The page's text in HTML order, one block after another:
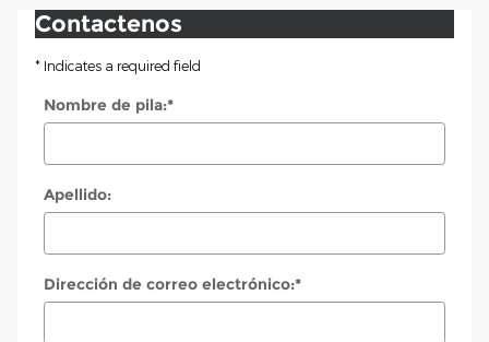
Contactenos
* Indicates a required field
Nombre de pila:*
Apellido:
Dirección de correo electrónico:*